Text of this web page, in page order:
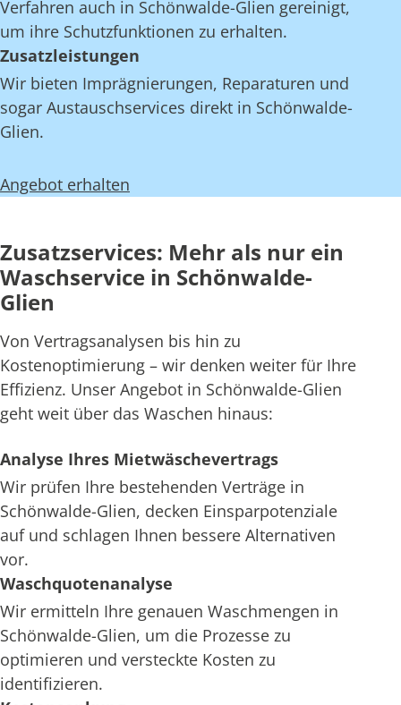
Verfahren auch in Schönwalde-Glien gereinigt,
um ihre Schutzfunktionen zu erhalten.
Zusatzleistungen
Wir bieten Imprägnierungen, Reparaturen und
sogar Austauschservices direkt in Schönwalde-
Glien.
Angebot erhalten
Zusatzservices: Mehr als nur ein
Waschservice in Schönwalde-
Glien
Von Vertragsanalysen bis hin zu
Kostenoptimierung – wir denken weiter für Ihre
Effizienz. Unser Angebot in Schönwalde-Glien
geht weit über das Waschen hinaus:
Analyse Ihres Mietwäschevertrags
Wir prüfen Ihre bestehenden Verträge in
Schönwalde-Glien, decken Einsparpotenziale
auf und schlagen Ihnen bessere Alternativen
vor.
Waschquotenanalyse
Wir ermitteln Ihre genauen Waschmengen in
Schönwalde-Glien, um die Prozesse zu
optimieren und versteckte Kosten zu
identifizieren.